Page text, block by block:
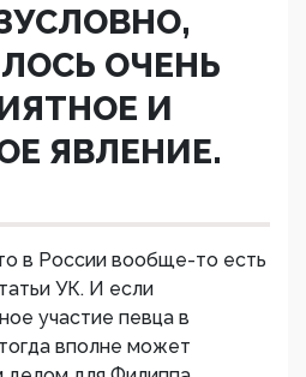
ОЧЕНЬ
И
ЯВЛЕНИЕ.
в России вообще-то есть
УК. И если
участие певца в
вполне может